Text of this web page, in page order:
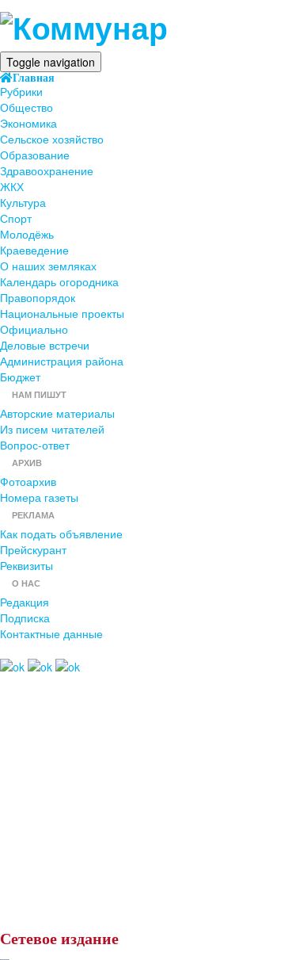
Toggle navigation
Главная
Рубрики
Общество
Экономика
Сельское хозяйство
Образование
Здравоохранение
ЖКХ
Культура
Спорт
Молодёжь
Краеведение
О наших земляках
Календарь огородника
Правопорядок
Национальные проекты
Официально
Деловые встречи
Администрация района
Бюджет
НАМ ПИШУТ
Авторские материалы
Из писем читателей
Вопрос-ответ
АРХИВ
Фотоархив
Номера газеты
РЕКЛАМА
Как подать объявление
Прейскурант
Реквизиты
О НАС
Редакция
Подписка
Контактные данные
Сетевое издание